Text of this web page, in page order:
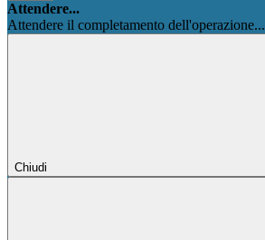
Attendere...
Attendere il completamento dell'operazione...
Chiudi